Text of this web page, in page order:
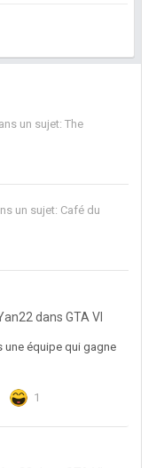
un sujet: The
un sujet: Café du
dans GTA VI
une équipe qui gagne
1